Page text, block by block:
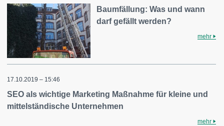
Baumfällung: Was und wann
darf gefällt werden?
mehr
17.10.2019 – 15:46
SEO als wichtige Marketing Maßnahme für kleine und
mittelständische Unternehmen
mehr